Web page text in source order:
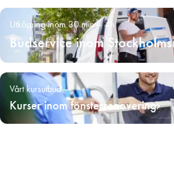
Utkörning inom 30 min – 4h
Budservice inom
Vårt kursutbud
Kurser inom fönsterrenovering